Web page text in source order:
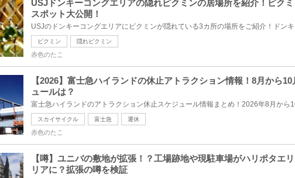
USJドンキーコングエリアの隠れピクミンの居場所を紹介！ピク
スポット大公開！
ピクミン 隠れピクミン
赤色のたこ
【2026】富士急ハイランドの休止アトラクション情報！8月から
ュールは？
スカイサイクル 富士急 運休
赤色のたこ
【噂】ユニバの敷地が拡張！？工場跡地や現駐車場がハリポタエ
リアに？拡張の噂を検証